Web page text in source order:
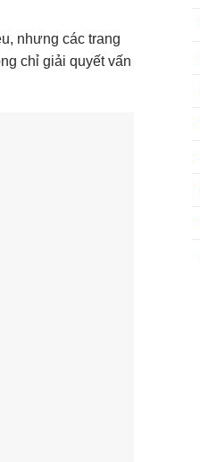
nhưng các trang
chỉ giải quyết vấn